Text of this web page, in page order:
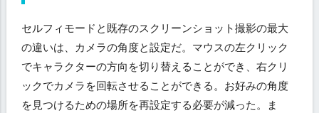
セルフィモードと既存のスクリーンショット撮影の最大
の違いは、カメラの角度と設定だ。マウスの左クリック
でキャラクターの方向を切り替えることができ、右クリ
ックでカメラを回転させることができる。お好みの角度
を見つけるための場所を再設定する必要が減った。ま